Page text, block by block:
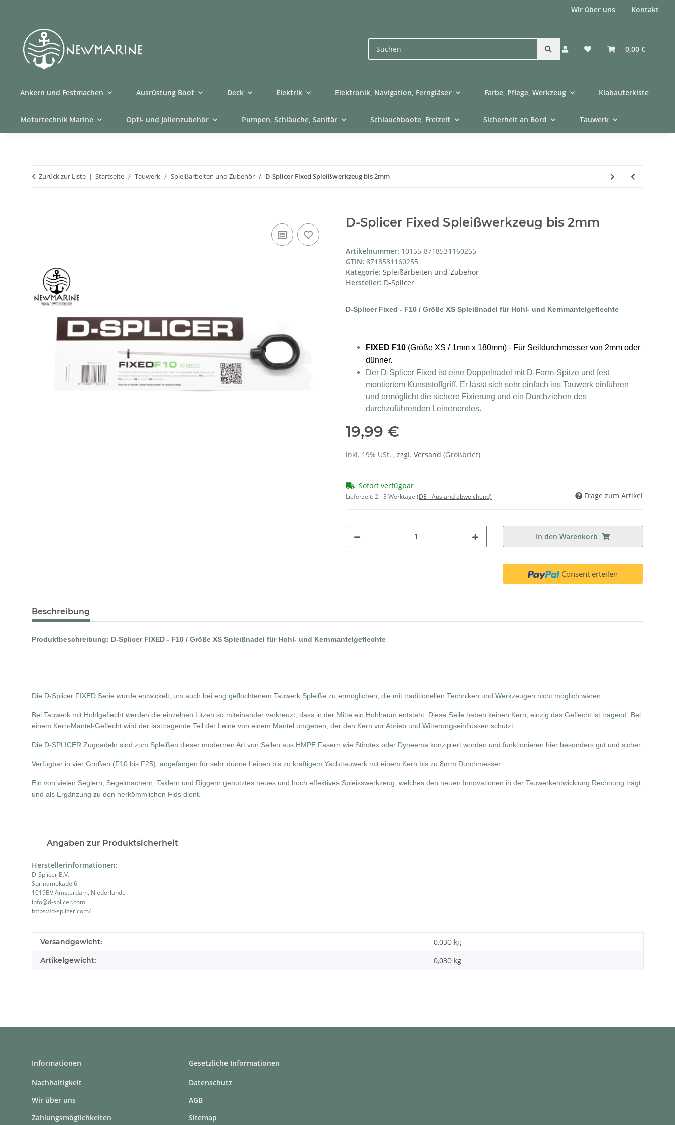
Wir über uns Kontakt
0,00 €
Ankern und Festmachen Ausrüstung Boot Deck Elektrik Elektronik, Navigation, Ferngläser Farbe, Pflege, Werkzeug Klabauterkiste
Motortechnik Marine Opti- und Jollenzubehör Pumpen, Schläuche, Sanitär Schlauchboote, Freizeit Sicherheit an Bord Tauwerk
Zurück zur Liste Startseite Tauwerk Spleißarbeiten und Zubehör D-Splicer Fixed Spleißwerkzeug bis 2mm
D-Splicer Fixed Spleißwerkzeug bis 2mm
Artikelnummer: 10155-8718531160255
GTIN: 8718531160255
Kategorie: Spleißarbeiten und Zubehör
Hersteller: D-Splicer
D-Splicer Fixed - F10 / Größe XS Spleißnadel für Hohl- und Kernmantelgeflechte
FIXED F10 (Größe XS / 1mm x 180mm) - Für Seildurchmesser von 2mm oder
dünner.
Der D-Splicer Fixed ist eine Doppelnadel mit D-Form-Spitze und fest
montiertem Kunststoffgriff. Er lässt sich sehr einfach ins Tauwerk einführen
und ermöglicht die sichere Fixierung und ein Durchziehen des
durchzuführenden Leinenendes.
19,99 €
inkl. 19% USt. , zzgl. Versand (Großbrief)
Sofort verfügbar
Lieferzeit:2 - 3 Werktage (DE - Ausland abweichend) Frage zum Artikel
In den Warenkorb
Consent erteilen
Beschreibung
Produktbeschreibung: D-Splicer FIXED - F10 / Größe XS Spleißnadel für Hohl- und Kernmantelgeflechte
Die D-Splicer FIXED Serie wurde entwickelt, um auch bei eng geflochtenem Tauwerk Spleiße zu ermöglichen, die mit traditionellen Techniken und Werkzeugen nicht möglich wären.
Bei Tauwerk mit Hohlgeflecht werden die einzelnen Litzen so miteinander verkreuzt, dass in der Mitte ein Hohlraum entsteht. Diese Seile haben keinen Kern, einzig das Geflecht ist tragend. Bei
einem Kern-Mantel-Geflecht wird der lasttragende Teil der Leine von einem Mantel umgeben, der den Kern vor Abrieb und Witterungseinflüssen schützt.
Die D-SPLICER Zugnadeln sind zum Spleißen dieser modernen Art von Seilen aus HMPE Fasern wie Stirotex oder Dyneema konzipiert worden und funktionieren hier besonders gut und sicher.
Verfügbar in vier Größen (F10 bis F25), angefangen für sehr dünne Leinen bis zu kräftigem Yachttauwerk mit einem Kern bis zu 8mm Durchmesser.
Ein von vielen Seglern, Segelmachern, Taklern und Riggern genutztes neues und hoch effektives Spleisswerkzeug, welches den neuen Innovationen in der Tauwerkentwicklung Rechnung trägt
und als Ergänzung zu den herkömmlichen Fids dient.
Angaben zur Produktsicherheit
Herstellerinformationen:
D-Splicer B.V.
Surinamekade 6
1019BV Amsterdam, Niederlande
info@d-splicer.com
https://d-splicer.com/
Produkteigenschaft
Wert
Versandgewicht: 0,030 kg
Artikelgewicht: 0,030 kg
Informationen
Nachhaltigkeit
Wir über uns
Zahlungsmöglichkeiten
Gesetzliche Informationen
Datenschutz
AGB
Sitemap